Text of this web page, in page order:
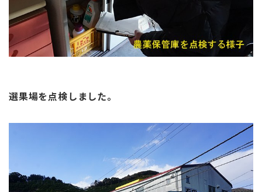
選果場を点検しました。